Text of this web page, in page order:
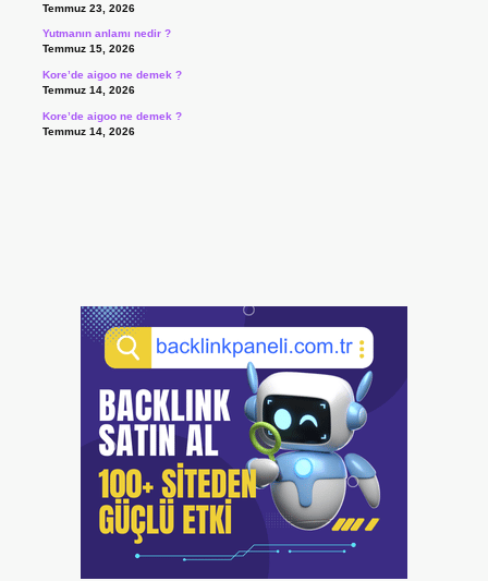
Temmuz 23, 2026
Yutmanın anlamı nedir ?
Temmuz 15, 2026
Kore’de aigoo ne demek ?
Temmuz 14, 2026
Kore’de aigoo ne demek ?
Temmuz 14, 2026